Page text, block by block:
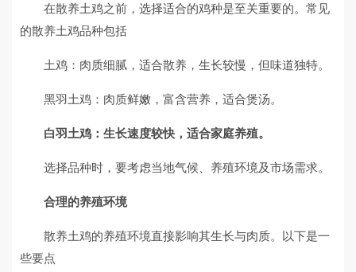
在散养土鸡之前，选择适合的鸡种是至关重要的。常见
的散养土鸡品种包括
土鸡：肉质细腻，适合散养，生长较慢，但味道独特。
黑羽土鸡：肉质鲜嫩，富含营养，适合煲汤。
白羽土鸡：生长速度较快，适合家庭养殖。
选择品种时，要考虑当地气候、养殖环境及市场需求。
合理的养殖环境
散养土鸡的养殖环境直接影响其生长与肉质。以下是一
些要点